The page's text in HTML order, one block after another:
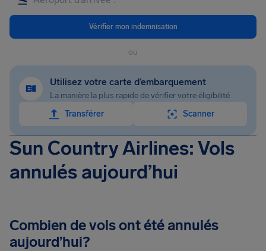
Vérifier mon indemnisation
ou
Utilisez votre carte d’embarquement
La manière la plus rapide de vérifier votre éligibilité
Transférer
Scanner
Sun Country Airlines: Vols
annulés aujourd’hui
Combien de vols ont été annulés
aujourd’hui?